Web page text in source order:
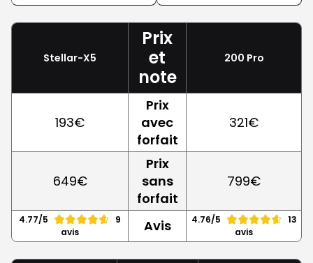
Stellar-X5
Prix
et
note
200 Pro
193€
Prix
avec
forfait
321€
649€
Prix
sans
forfait
799€
4.77/5
9
avis
Avis 4.76/5
13
avis